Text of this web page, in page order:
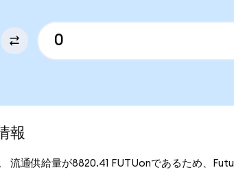
報
流通供給量が8820.41 FUTUonであるため、Futu